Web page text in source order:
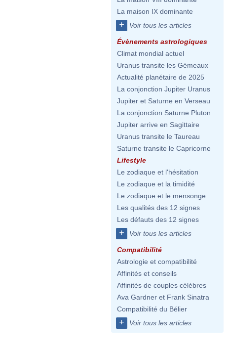
La maison IX dominante
+ Voir tous les articles
Évènements astrologiques
Climat mondial actuel
Uranus transite les Gémeaux
Actualité planétaire de 2025
La conjonction Jupiter Uranus
Jupiter et Saturne en Verseau
La conjonction Saturne Pluton
Jupiter arrive en Sagittaire
Uranus transite le Taureau
Saturne transite le Capricorne
Lifestyle
Le zodiaque et l'hésitation
Le zodiaque et la timidité
Le zodiaque et le mensonge
Les qualités des 12 signes
Les défauts des 12 signes
+ Voir tous les articles
Compatibilité
Astrologie et compatibilité
Affinités et conseils
Affinités de couples célèbres
Ava Gardner et Frank Sinatra
Compatibilité du Bélier
+ Voir tous les articles